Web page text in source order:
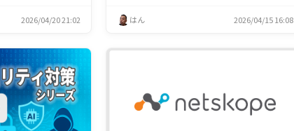
2026/04/20 21:02 はん 2026/04/15 16:08